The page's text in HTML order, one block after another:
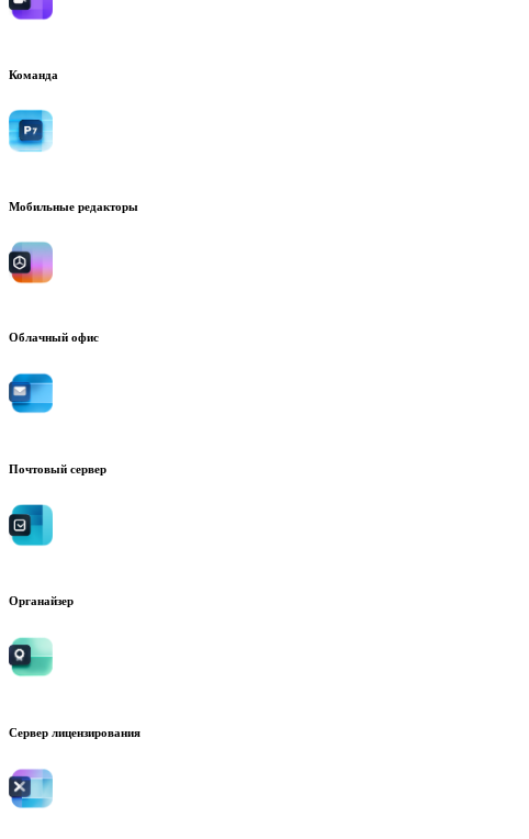
Команда
Мобильные редакторы
Облачный офис
Почтовый сервер
Органайзер
Сервер лицензирования